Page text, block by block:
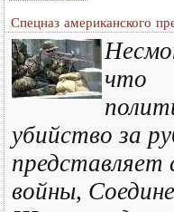
Спецназ американского
что
убийство за
представляет
войны,